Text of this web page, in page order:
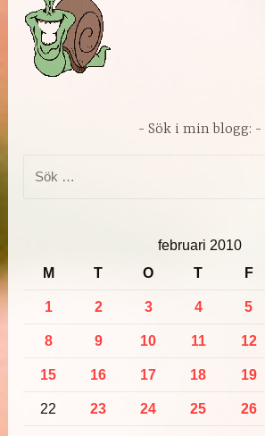
Sök i min blogg:
februari 2010
M
T O T F
1 2 3 4 5
8 9 10 11 12
15 16 17 18 19
22 23 24 25 26